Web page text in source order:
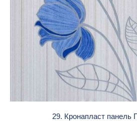
29. Кронапласт панель